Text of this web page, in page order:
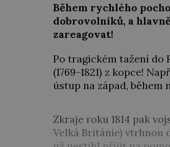
Během rychlého
dobrovolníků, a
zareagovat!
Po tragickém tažení do
(1769–1821) z kopce!
ústup na západ,
Zkraje roku 1814 pak
Velká Británie) vtrhnou